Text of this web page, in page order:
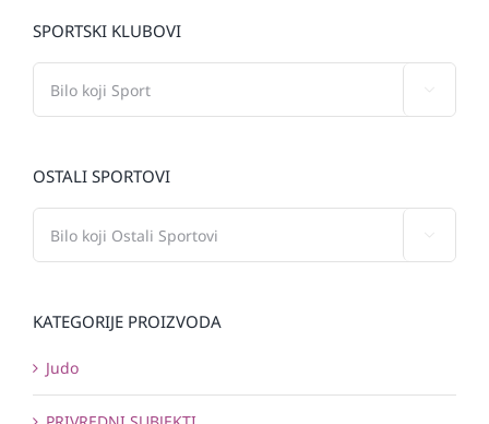
SPORTSKI KLUBOVI
OSTALI SPORTOVI
KATEGORIJE PROIZVODA
Judo